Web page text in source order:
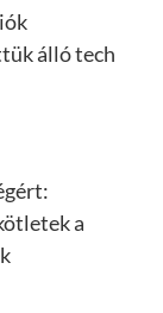
álló tech
a